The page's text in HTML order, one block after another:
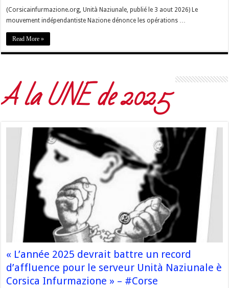
(Corsicainfurmazione.org, Unità Naziunale, publié le 3 aout 2026) Le
mouvement indépendantiste Nazione dénonce les opérations …
Read More »
A la UNE de 2025
« L’année 2025 devrait battre un record
d’affluence pour le serveur Unità Naziunale è
Corsica Infurmazione » – #Corse